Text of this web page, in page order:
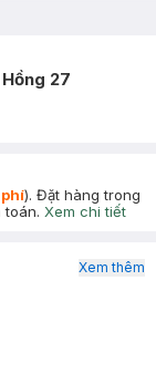
27
). Đặt hàng trong
toán. Xem chi tiết
Xem thêm